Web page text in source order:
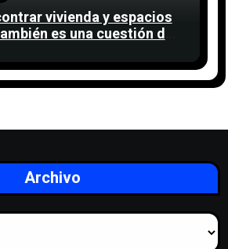
vivienda y espacios
es una cuestión de
Archivo